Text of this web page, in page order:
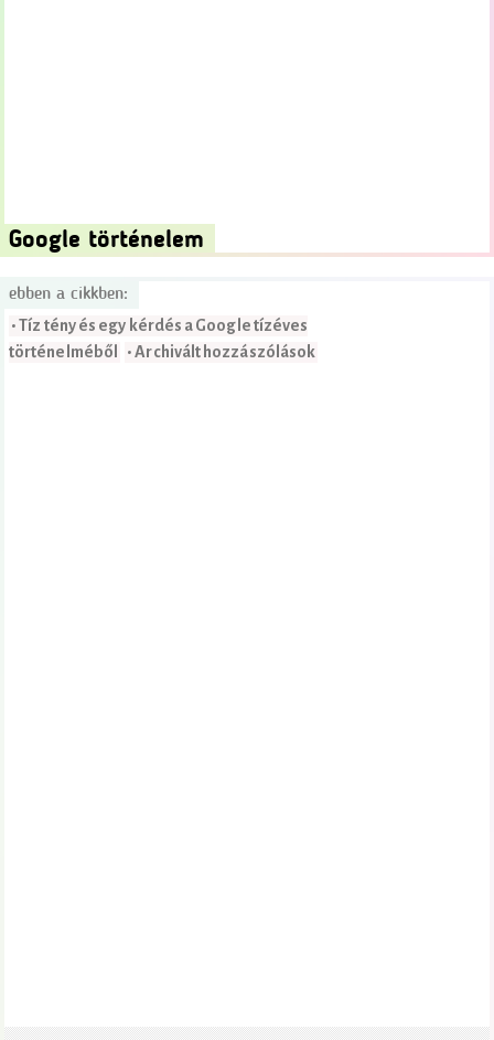
Google történelem
ebben a cikkben:
• Tíz tény és egy kérdés a Google tízéves
történelméből • Archivált hozzászólások